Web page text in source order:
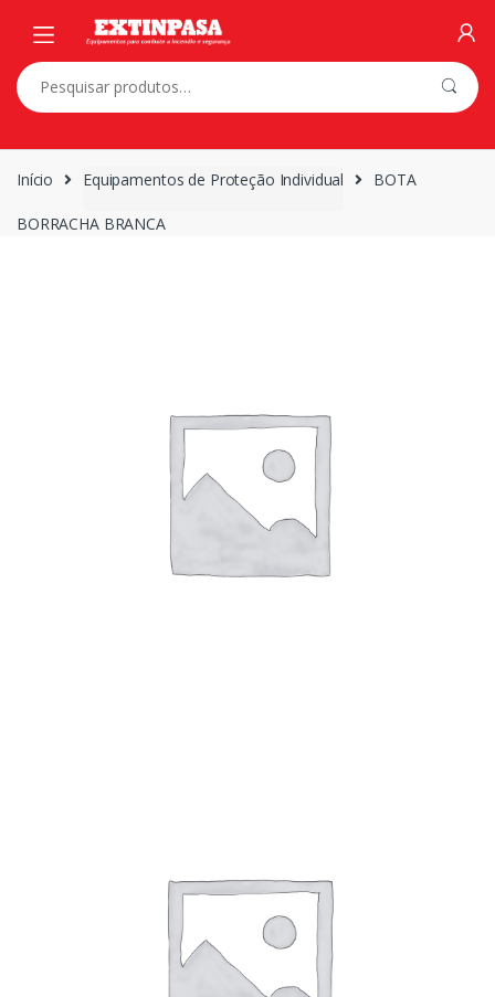
navigation
content
Pesquisar
por:
Início Equipamentos de Proteção Individual BOTA
BORRACHA BRANCA